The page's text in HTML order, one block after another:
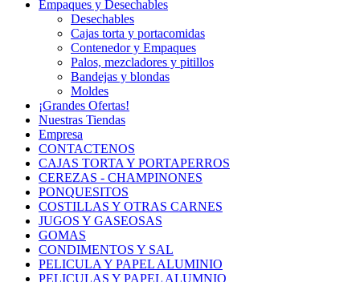
Empaques y Desechables
Desechables
Cajas torta y portacomidas
Contenedor y Empaques
Palos, mezcladores y pitillos
Bandejas y blondas
Moldes
¡Grandes Ofertas!
Nuestras Tiendas
Empresa
CONTACTENOS
CAJAS TORTA Y PORTAPERROS
CEREZAS - CHAMPINONES
PONQUESITOS
COSTILLAS Y OTRAS CARNES
JUGOS Y GASEOSAS
GOMAS
CONDIMENTOS Y SAL
PELICULA Y PAPEL ALUMINIO
PELICULAS Y PAPEL ALUMNIO